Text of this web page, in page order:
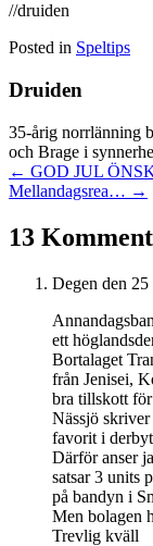
//druiden
Posted in Speltips
Druiden
35-årig norrlänning
och Brage i
Posts
navigation
← GOD JUL
Mellandagsrea… →
13
Degen den 25
ett
Bortalaget
från Jenisei,
bra tillskott
Nässjö skriver
favorit i
Därför anser
satsar 3 units
på bandyn i
Men bolagen
Trevlig kväll